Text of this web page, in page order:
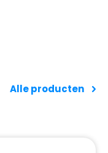
Alle producten